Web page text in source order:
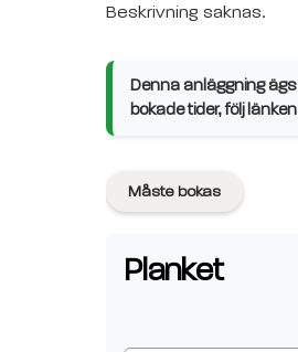
Beskrivning saknas.
Denna anläggning
bokade tider, följ länken
Måste bokas
Planket